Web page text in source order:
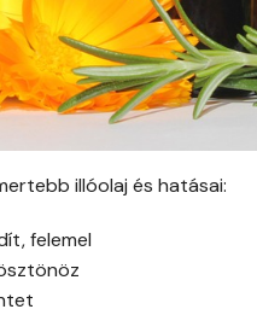
illóolaj és hatásai:
felemel